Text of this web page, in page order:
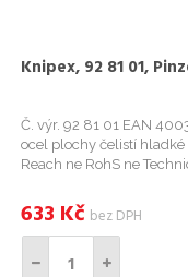
Knipex, 92 81 01,
Č. výr. 92 81 01 EAN
ocel plochy čelistí hladké
Reach ne RohS ne
633 Kč bez DPH